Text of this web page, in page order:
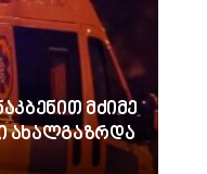
მძიმე
ახალგაზრდა